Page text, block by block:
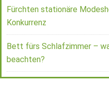
Fürchten stationäre
Konkurrenz
Bett fürs Schlafzimmer –
beachten?